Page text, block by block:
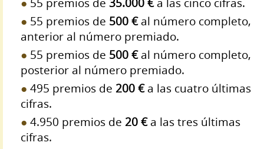
55 premios de 500 €al número completo,
anterior al número premiado.
55 premios de 500 €al número completo,
posterior al número premiado.
495 premios de 200 €a las cuatro últimas
cifras.
4.950 premios de 20 €a las tres últimas
cifras.